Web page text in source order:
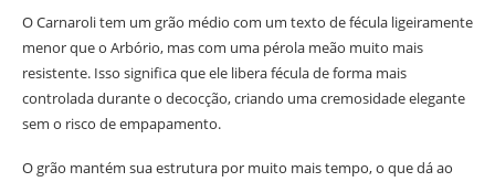
O Carnaroli tem um grão médio com um texto de fécula ligeiramente
menor que o Arbório, mas com uma pérola meão muito mais
resistente. Isso significa que ele libera fécula de forma mais
controlada durante o decocção, criando uma cremosidade elegante
sem o risco de empapamento.
O grão mantém sua estrutura por muito mais tempo, o que dá ao